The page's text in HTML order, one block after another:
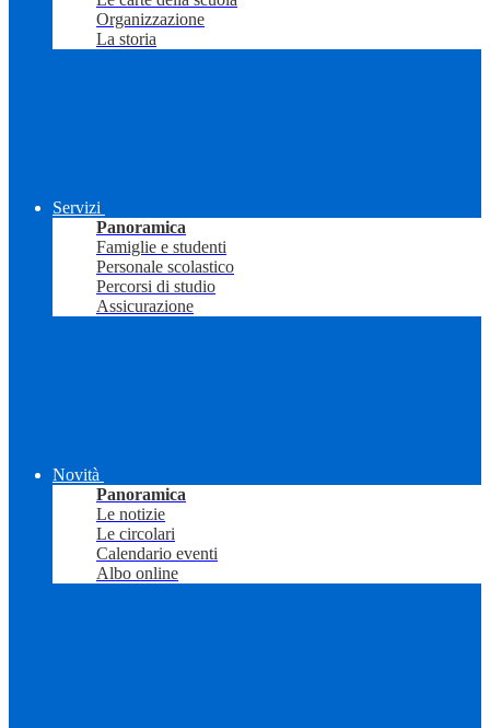
Organizzazione
La storia
Servizi
Panoramica
Famiglie e studenti
Personale scolastico
Percorsi di studio
Assicurazione
Novità
Panoramica
Le notizie
Le circolari
Calendario eventi
Albo online